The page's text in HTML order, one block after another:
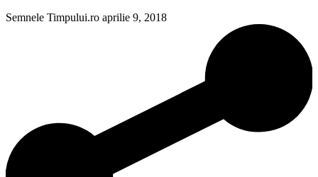
Semnele Timpului.ro aprilie 9, 2018